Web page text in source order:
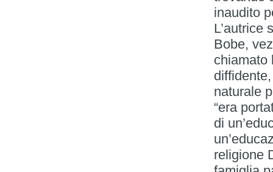
inaudito
L’autrice
Bobe,
chiamato
naturale
“era
di
religione